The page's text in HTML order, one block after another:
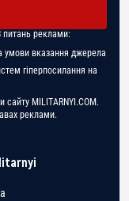
питань реклами:
умови вказання джерела
гіперпосилання на
сайту MILITARNYI.COM.
реклами.